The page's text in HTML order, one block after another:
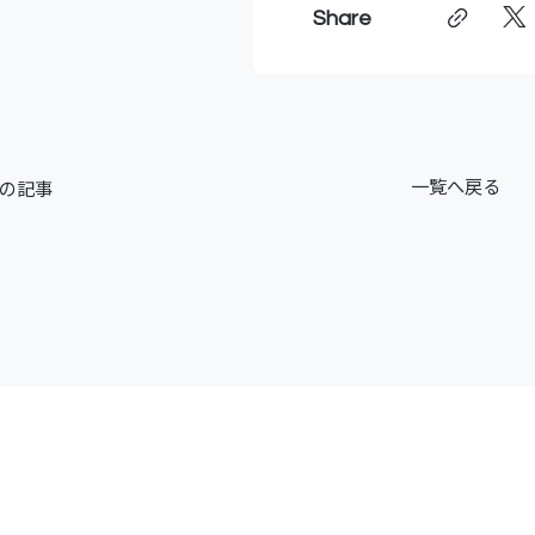
Share
記事 一覧へ戻る